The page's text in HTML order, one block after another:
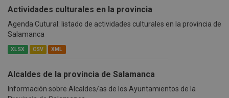
Actividades culturales en la provincia
Agenda Cutural: listado de actividades culturales en la provincia de
Salamanca
XLSX CSV XML
Alcaldes de la provincia de Salamanca
Información sobre Alcaldes/as de los Ayuntamientos de la